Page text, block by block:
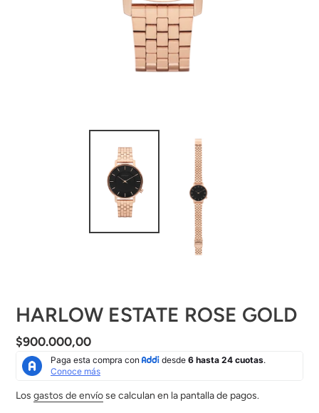
HARLOW ESTATE ROSE GOLD
Precio
habitual
$900.000,00
Los gastos de envíose calculan en la pantalla de pagos.